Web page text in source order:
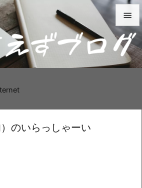


メニュ

のいらっしゃーい